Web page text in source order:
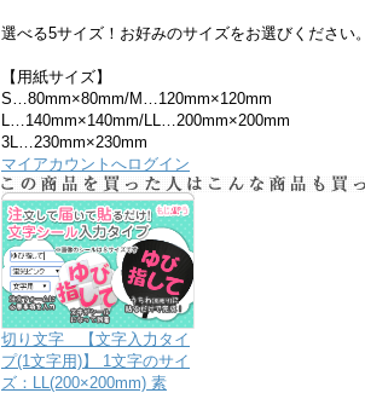
選べる5サイズ！お好みのサイズをお選びください。
【用紙サイズ】
S…80mm×80mm/M…120mm×120mm
L…140mm×140mm/LL…200mm×200mm
3L…230mm×230mm
マイアカウントへログイン
切り文字 【文字入力タイ
プ(1文字用)】 1文字のサイ
ズ：LL(200×200mm) 素